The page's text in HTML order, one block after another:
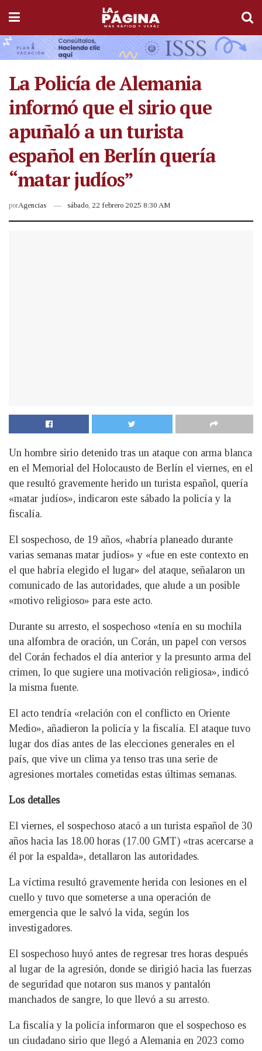
La Policía de Alemania
informó que el sirio que
apuñaló a un turista
español en Berlín quería
“matar judíos”
porAgencias sábado, 22 febrero 2025 8:30 AM
Un hombre sirio detenido tras un ataque con arma blanca
en el Memorial del Holocausto de Berlín el viernes, en el
que resultó gravemente herido un turista español, quería
«matar judíos», indicaron este sábado la policía y la
fiscalía.
El sospechoso, de 19 años, «habría planeado durante
varias semanas matar judíos» y «fue en este contexto en
el que habría elegido el lugar» del ataque, señalaron un
comunicado de las autoridades, que alude a un posible
«motivo religioso» para este acto.
Durante su arresto, el sospechoso «tenía en su mochila
una alfombra de oración, un Corán, un papel con versos
del Corán fechados el día anterior y la presunto arma del
crimen, lo que sugiere una motivación religiosa», indicó
la misma fuente.
El acto tendría «relación con el conflicto en Oriente
Medio», añadieron la policía y la fiscalía. El ataque tuvo
lugar dos días antes de las elecciones generales en el
país, que vive un clima ya tenso tras una serie de
agresiones mortales cometidas estas últimas semanas.
Los detalles
El viernes, el sospechoso atacó a un turista español de 30
años hacia las 18.00 horas (17.00 GMT) «tras acercarse a
él por la espalda», detallaron las autoridades.
La víctima resultó gravemente herida con lesiones en el
cuello y tuvo que someterse a una operación de
emergencia que le salvó la vida, según los
investigadores.
El sospechoso huyó antes de regresar tres horas después
al lugar de la agresión, donde se dirigió hacia las fuerzas
de seguridad que notaron sus manos y pantalón
manchados de sangre, lo que llevó a su arresto.
La fiscalía y la policía informaron que el sospechoso es
un ciudadano sirio que llegó a Alemania en 2023 como